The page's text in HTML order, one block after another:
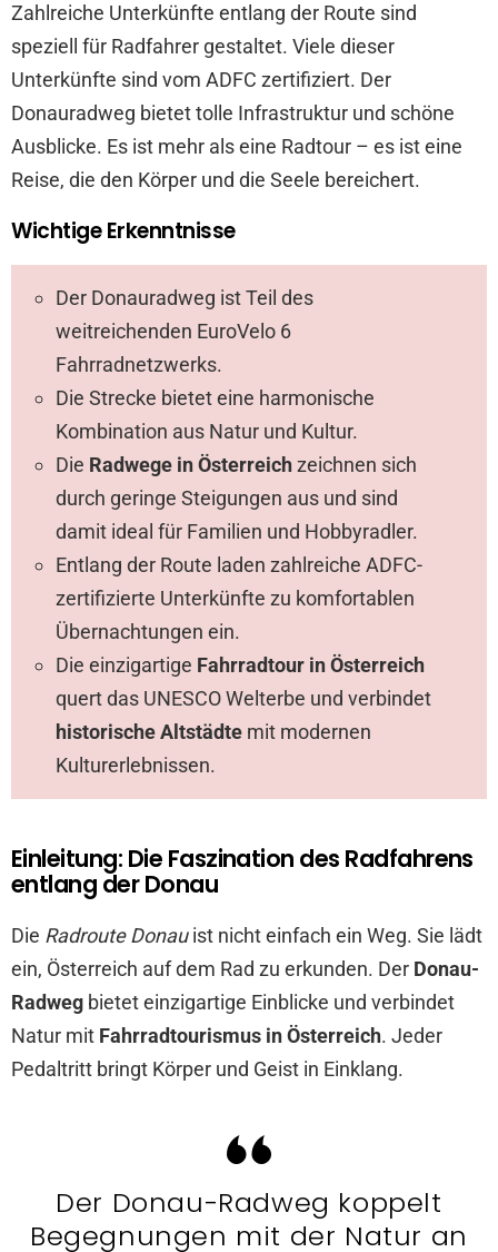
Zahlreiche Unterkünfte entlang der Route sind
speziell für Radfahrer gestaltet. Viele dieser
Unterkünfte sind vom ADFC zertifiziert. Der
Donauradweg bietet tolle Infrastruktur und schöne
Ausblicke. Es ist mehr als eine Radtour – es ist eine
Reise, die den Körper und die Seele bereichert.
Wichtige Erkenntnisse
Der Donauradweg ist Teil des
weitreichenden EuroVelo 6
Fahrradnetzwerks.
Die Strecke bietet eine harmonische
Kombination aus Natur und Kultur.
Die Radwege in Österreichzeichnen sich
durch geringe Steigungen aus und sind
damit ideal für Familien und Hobbyradler.
Entlang der Route laden zahlreiche ADFC-
zertifizierte Unterkünfte zu komfortablen
Übernachtungen ein.
Die einzigartige Fahrradtour in Österreich
quert das UNESCO Welterbe und verbindet
historische Altstädte mit modernen
Kulturerlebnissen.
Einleitung: Die Faszination des Radfahrens
entlang der Donau
Die Radroute Donauist nicht einfach ein Weg. Sie lädt
ein, Österreich auf dem Rad zu erkunden. Der Donau-
Radweg bietet einzigartige Einblicke und verbindet
Natur mit Fahrradtourismus in Österreich. Jeder
Pedaltritt bringt Körper und Geist in Einklang.
Der Donau-Radweg koppelt
Begegnungen mit der Natur an